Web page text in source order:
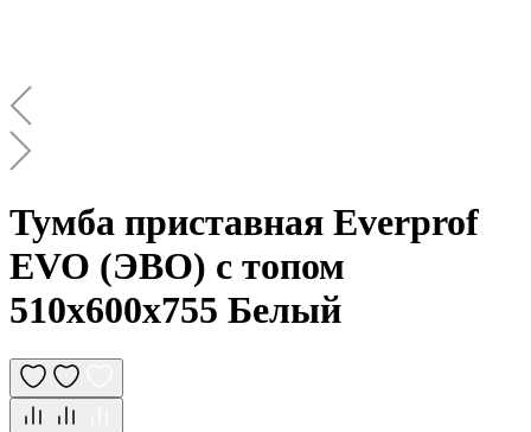
Тумба приставная Everprof
EVO (ЭВО) с топом
510х600x755 Белый